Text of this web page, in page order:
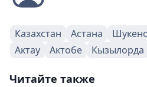
Казахстан Астана
Актау
Актобе Кызылорда
Читайте также